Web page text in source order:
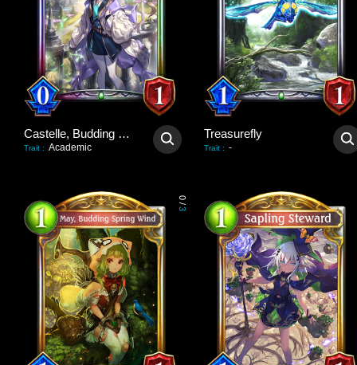
Castelle, Budding Mage
Trait : Academic
Treasurefly
Trait : -
0
/
3